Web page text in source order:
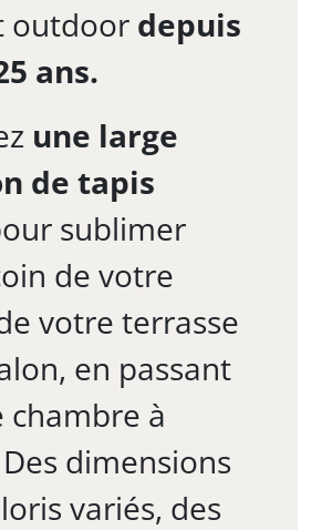
outdoor depuis
ans.
une large
de tapis
sublimer
de votre
votre terrasse
en passant
chambre à
dimensions
variés, des